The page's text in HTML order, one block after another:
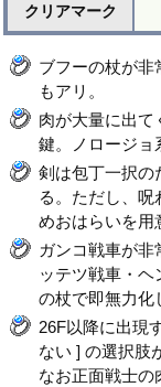
クリアマーク
ブフーの杖が非
もアリ。
肉が大量に出て
鍵。ノロージョ
剣は包丁一択の
る。ただし、呪
めおはらいを用
ガンコ戦車が非
ッテツ戦車・
の杖で即無力化
26F以降に出現
ない ] の選択肢
なお正面戦士の